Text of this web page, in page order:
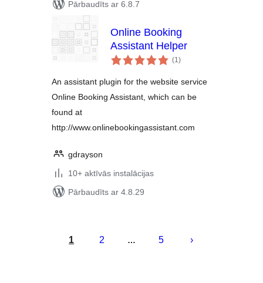
Pārbaudīts ar 6.8.7
Online Booking
Assistant Helper
(1vērtējumu
kopsumma
)
An assistant plugin for the website service
Online Booking Assistant, which can be
found at
http://www.onlinebookingassistant.com
gdrayson
10+ aktīvās instalācijas
Pārbaudīts ar 4.8.29
numerācija
1 2 … 5